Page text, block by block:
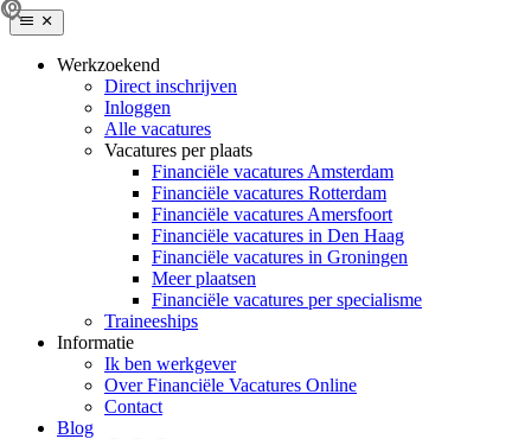
Werkzoekend
Direct inschrijven
Inloggen
Alle vacatures
Vacatures per plaats
Financiële vacatures Amsterdam
Financiële vacatures Rotterdam
Financiële vacatures Amersfoort
Financiële vacatures in Den Haag
Financiële vacatures in Groningen
Meer plaatsen
Financiële vacatures per specialisme
Traineeships
Informatie
Ik ben werkgever
Over Financiële Vacatures Online
Contact
Blog